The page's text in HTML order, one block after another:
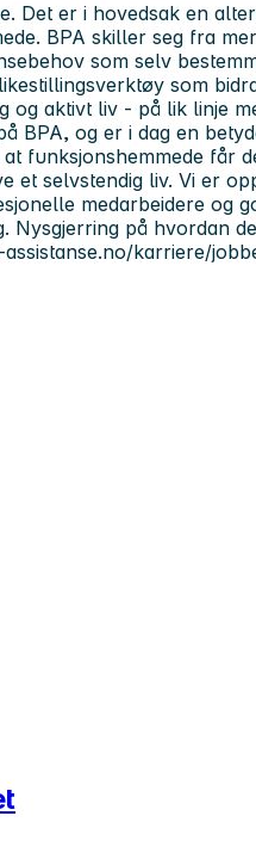
Det er i hovedsak en
BPA skiller seg fra mer
som selv
som
og aktivt liv - på lik linje
BPA, og er i dag en
funksjonshemmede får
et selvstendig liv. Vi er
medarbeidere og
Nysgjerring på hvordan
karriere/